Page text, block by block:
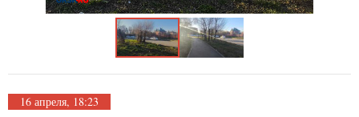
16 апреля, 18:23